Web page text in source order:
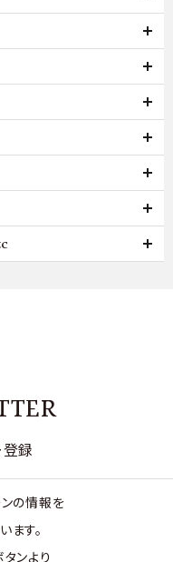
録
の情報を
ます。
ンより